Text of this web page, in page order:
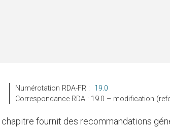
Numérotation RDA-FR : 19.0
Correspondance RDA : 19.0 – modification